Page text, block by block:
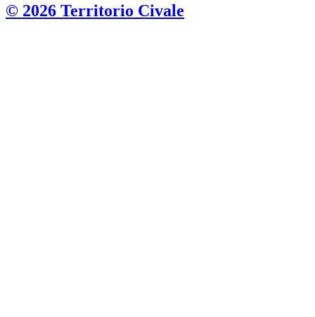
© 2026 Territorio Civale